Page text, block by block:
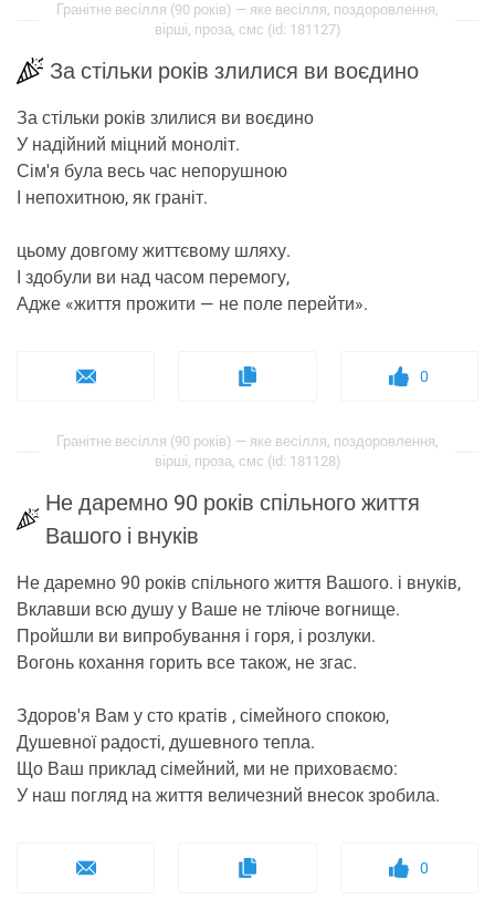
Гранітне весілля (90 років) — яке весілля, поздоровлення,
вірші, проза, смс (id: 181127)
За стільки років злилися ви воєдино
За стільки років злилися ви воєдино
У надійний міцний моноліт.
Сім'я була весь час непорушною
І непохитною, як граніт.
цьому довгому життєвому шляху.
І здобули ви над часом перемогу,
Адже «життя прожити — не поле перейти».
0
Гранітне весілля (90 років) — яке весілля, поздоровлення,
вірші, проза, смс (id: 181128)
Не даремно 90 років спільного життя
Вашого і внуків
Не даремно 90 років спільного життя Вашого. і внуків,
Вклавши всю душу у Ваше не тліюче вогнище.
Пройшли ви випробування і горя, і розлуки.
Вогонь кохання горить все також, не згас.
Здоров'я Вам у сто кратів , сімейного спокою,
Душевної радості, душевного тепла.
Що Ваш приклад сімейний, ми не приховаємо:
У наш погляд на життя величезний внесок зробила.
0